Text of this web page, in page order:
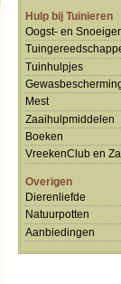
Hulp bij Tuinieren
Oogst- en
Tuinhulpjes
Mest
Zaaihulpmiddelen
Boeken
VreekenClub en
Overigen
Dierenliefde
Natuurpotten
Aanbiedingen